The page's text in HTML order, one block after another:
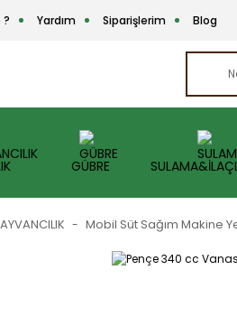
? Yardım Siparişlerim Blog
GÜBRE
Mobil Süt Sağım Makine